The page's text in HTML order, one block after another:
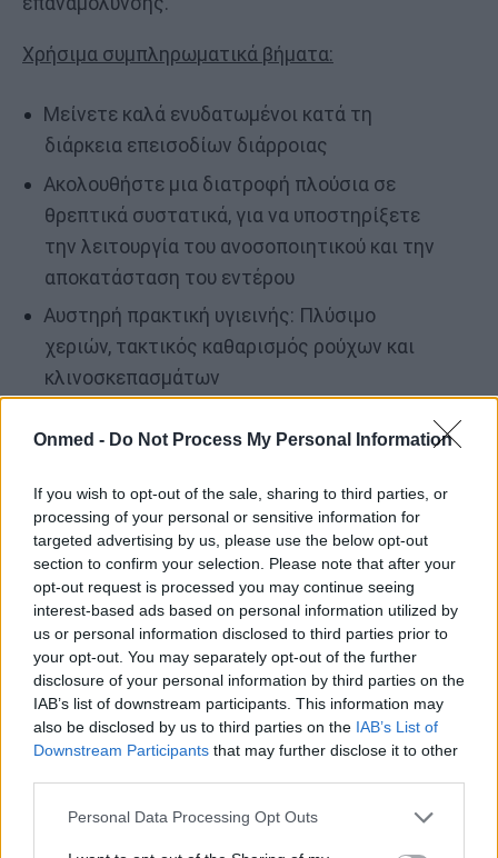
Onmed - Do Not Process My Personal Information
If you wish to opt-out of the sale, sharing to third parties, or
processing of your personal or sensitive information for
targeted advertising by us, please use the below opt-out
section to confirm your selection. Please note that after your
opt-out request is processed you may continue seeing
interest-based ads based on personal information utilized by
us or personal information disclosed to third parties prior to
your opt-out. You may separately opt-out of the further
disclosure of your personal information by third parties on the
IAB’s list of downstream participants. This information may
also be disclosed by us to third parties on the IAB’s List of
Downstream Participants that may further disclose it to other
Personal Data Processing Opt Outs
Χρήσιμα συμπληρωματικά βήματα:
Μείνετε καλά ενυδατωμένοι κατά τη
διάρκεια επεισοδίων διάρροιας
Ακολουθήστε μια διατροφή πλούσια σε
θρεπτικά συστατικά, για να υποστηρίξετε
την λειτουργία του ανοσοποιητικού και την
αποκατάσταση του εντέρου
Αυστηρή πρακτική υγιεινής: Πλύσιμο
χεριών, τακτικός καθαρισμός ρούχων και
κλινοσκεπασμάτων
(συνήθης με αγκυλόστομα παράσιτα),
Οι φυσικές θεραπείες (όπως οι σπόροι παπάγιας
ή το σκόρδο) αναφέρονται ευρέως, αλλά
στερούνται σταθερών κλινικών στοιχείων και δεν
πρέπει ποτέ να αντικαταστήσουν τη
φαρμακευτική αγωγή.
Πώς μπορείτε να αποτρέψετε τις
λοιμώξεις από εντερικά παράσιτα;
Η πρόληψη είναι το κλειδί, ειδικά σε περιοχές με